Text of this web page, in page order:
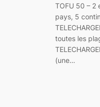
TOFU 50 – 2
pays, 5
toutes les
(une…